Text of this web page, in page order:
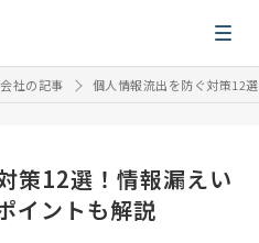
社の記事 個人情報流出を防ぐ対策12
策12選！情報漏えい
イントも解説